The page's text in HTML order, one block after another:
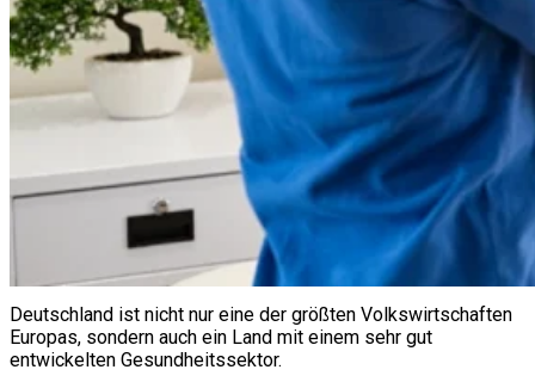
Deutschland ist nicht nur eine der größten Volkswirtschaften
Europas, sondern auch ein Land mit einem sehr gut
entwickelten Gesundheitssektor.